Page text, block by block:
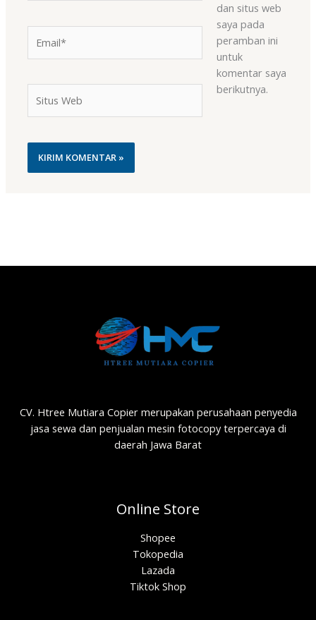
Web
dan situs web
saya pada
peramban ini
untuk
komentar saya
berikutnya.
CV. Htree Mutiara Copier merupakan perusahaan penyedia
jasa sewa dan penjualan mesin fotocopy terpercaya di
daerah Jawa Barat
Online Store
Shopee
Tokopedia
Lazada
Tiktok Shop